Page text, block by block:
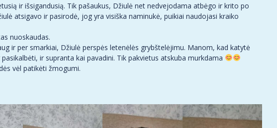
ir išsigandusią. Tik pašaukus, Džiulė net nedvejodama atbėgo ir krito po
atsigavo ir pasirodė, jog yra visiška naminukė, puikiai naudojasi kraiko
nuoskaudas.
ir per smarkiai, Džiulė perspės letenėlės grybštelėjimu. Manom, kad katytė
ir supranta kai pavadini. Tik pakvietus atskuba murkdama
vėl patikėti žmogumi.